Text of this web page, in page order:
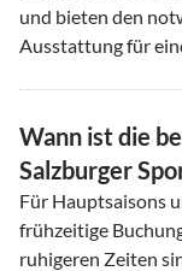
und bieten den
Ausstattung für
Wann ist die
Salzburger
Für Hauptsaisons
frühzeitige
ruhigeren Zeiten